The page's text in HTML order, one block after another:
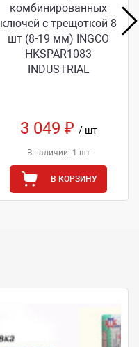
комбинированных
ключей с трещоткой 8
шт (8-19 мм) INGCO
HKSPAR1083
INDUSTRIAL
3 049 ₽ / шт
В наличии: 1 шт
В КОРЗИНУ